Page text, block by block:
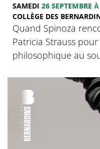
SAMEDI 26 SEPTEMBRE
COLLÈGE DES
Quand Spinoza
Patricia Strauss
philosophique au